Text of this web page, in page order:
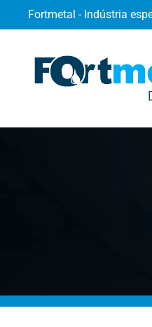
Fortmetal - Indústria